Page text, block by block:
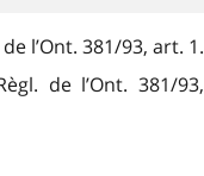
de l’Ont. 381/93, art. 1.
de l’Ont. 381/93,